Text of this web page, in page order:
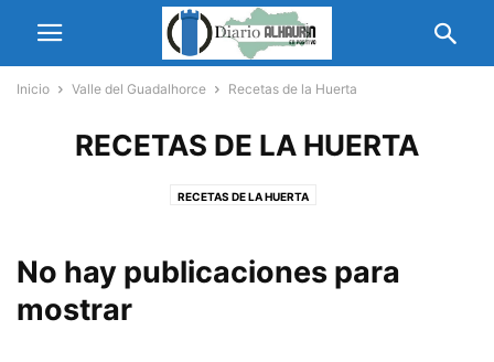
Inicio Valle del Guadalhorce Recetas de la Huerta
RECETAS DE LA HUERTA
RECETAS DE LA HUERTA
No hay publicaciones para
mostrar